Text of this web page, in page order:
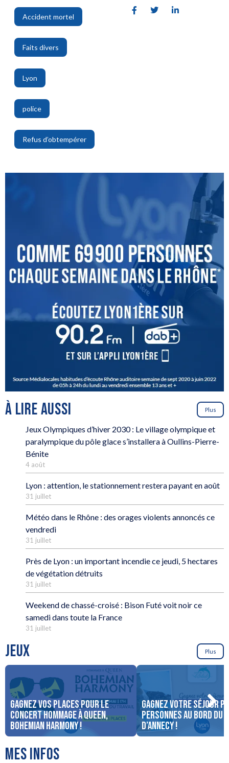
Accident mortel
,
Faits divers
,
Lyon
,
police
,
Refus d’obtempérer
À LIRE AUSSI Plus
Jeux Olympiques d’hiver 2030 : Le village olympique et
paralympique du pôle glace s’installera à Oullins-Pierre-
Bénite
4 août
Lyon : attention, le stationnement restera payant en août
31 juillet
Météo dans le Rhône : des orages violents annoncés ce
vendredi
31 juillet
Près de Lyon : un important incendie ce jeudi, 5 hectares
de végétation détruits
31 juillet
Weekend de chassé-croisé : Bison Futé voit noir ce
samedi dans toute la France
31 juillet
JEUX Plus
Gagnez vos places pour le
concert Hommage à Queen,
Bohemian Harmony !
Gagnez votre séjour
personnes au bord du
d’Annecy !
MES INFOS